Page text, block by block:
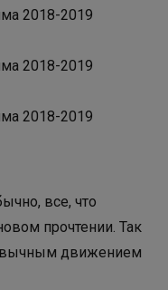
все, что
прочтении. Так
движением